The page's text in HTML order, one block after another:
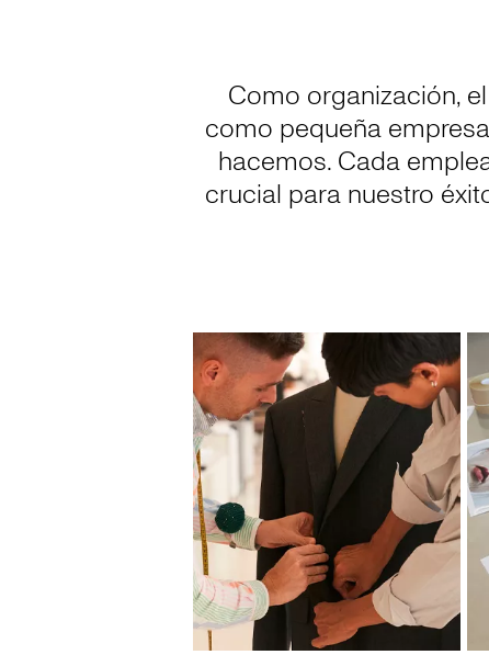
Como organización,
como pequeña
hacemos. Cada
crucial para nuestro